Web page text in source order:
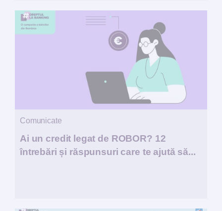
Comunicate
Ai un credit legat de ROBOR? 12
întrebări și răspunsuri care te ajută să...